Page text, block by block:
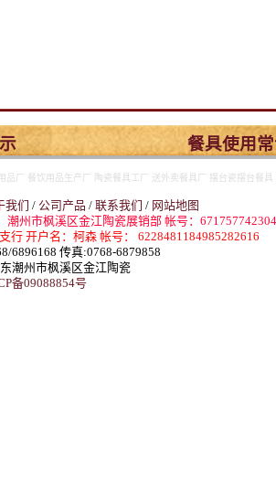
餐具使用
厂 餐饮用品生产厂 陶瓷餐具工厂 送外卖餐具厂 摆台瓷摆台餐具
我们 / 公司产品 / 联系我们 / 网站地图
州市枫溪区金江陶瓷展销部 帐号：671757742304
行 开户名：柯森 帐号： 6228481184985282616
6896168 传真:0768-6879858
潮州市枫溪区金江陶瓷
备09088854号